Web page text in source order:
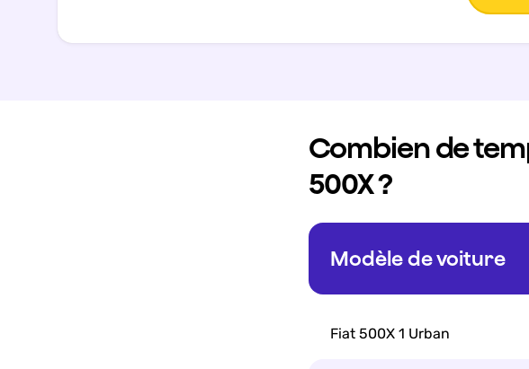
Combien de
500X ?
Modèle de voiture
Fiat 500X 1 Urban